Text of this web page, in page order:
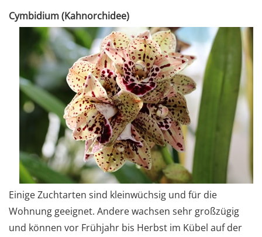
Cymbidium (Kahnorchidee)
Einige Zuchtarten sind kleinwüchsig und für die
Wohnung geeignet. Andere wachsen sehr großzügig
und können vor Frühjahr bis Herbst im Kübel auf der